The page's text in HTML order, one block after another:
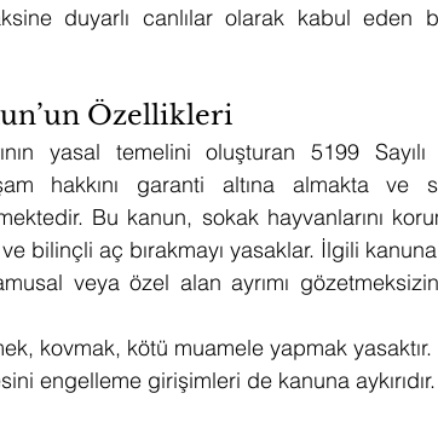
duyarlı canlılar olarak kabul eden
Özellikleri
yasal temelini oluşturan 5199
hakkını garanti altına almakta ve
Bu kanun, sokak hayvanlarını
bilinçli aç bırakmayı yasaklar. İlgili
veya özel alan ayrımı
kovmak, kötü muamele yapmak yasaktır.
engelleme girişimleri de kanuna aykırıdır.